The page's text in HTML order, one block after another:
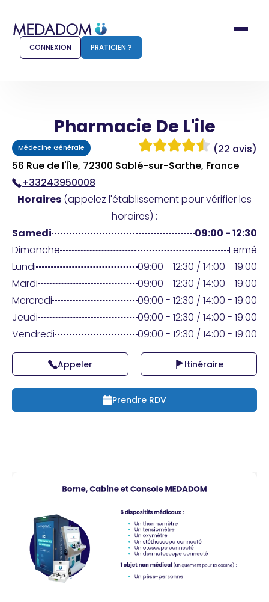
Comment ça marche ?
Pour les patients
Pharmacien
Connexion
Praticien ?
CONNEXION PRATICIEN ?
Pharmacie De L'ile
Médecine Générale
(22 avis)
56 Rue de l'Île, 72300 Sablé-sur-Sarthe, France
+33243950008
Horaires (appelez l'établissement pour vérifier les
horaires) :
Samedi
09:00 - 12:30
Dimanche
Fermé
Lundi
09:00 - 12:30 / 14:00 - 19:00
Mardi
09:00 - 12:30 / 14:00 - 19:00
Mercredi
09:00 - 12:30 / 14:00 - 19:00
Jeudi
09:00 - 12:30 / 14:00 - 19:00
Vendredi
09:00 - 12:30 / 14:00 - 19:00
Appeler Itinéraire
Prendre RDV